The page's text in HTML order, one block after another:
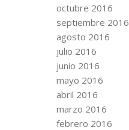
octubre 2016
septiembre 2016
agosto 2016
julio 2016
junio 2016
mayo 2016
abril 2016
marzo 2016
febrero 2016